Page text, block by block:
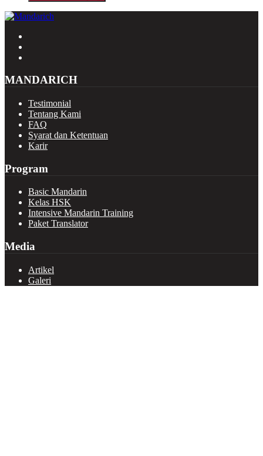
MANDARICH
Testimonial
Tentang Kami
FAQ
Syarat dan Ketentuan
Karir
Program
Basic Mandarin
Kelas HSK
Intensive Mandarin Training
Paket Translator
Media
Artikel
Galeri